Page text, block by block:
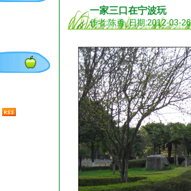
一家三口在宁波玩
作者:陈勇 日期:2012-03-26